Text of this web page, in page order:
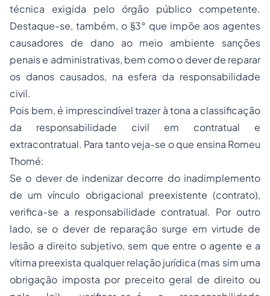
técnica exigida pelo órgão público competente.
Destaque-se, também, o §3° que impõe aos agentes
causadores de dano ao meio ambiente sanções
penais e administrativas, bem como o dever de reparar
os danos causados, na esfera da responsabilidade
civil.
Pois bem, é imprescindível trazer à tona a classificação
da responsabilidade civil em contratual e
extracontratual. Para tanto veja-se o que ensina Romeu
Thomé:
Se o dever de indenizar decorre do inadimplemento
de um vínculo obrigacional preexistente (contrato),
verifica-se a responsabilidade contratual. Por outro
lado, se o dever de reparação surge em virtude de
lesão a direito subjetivo, sem que entre o agente e a
vítima preexista qualquer relação jurídica (mas sim uma
obrigação imposta por preceito geral de direito ou